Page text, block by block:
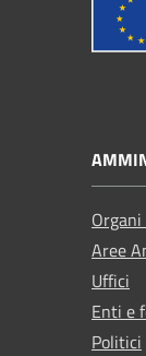
Aree
Uffici
Enti e
Politici